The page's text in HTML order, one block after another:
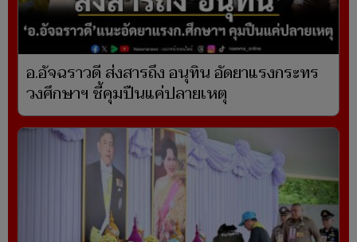
อ.อัจฉราวดี ส่งสารถึง อนุทิน อัดยาแรงกระทร
วงศึกษาฯ ชี้คุมปืนแค่ปลายเหตุ